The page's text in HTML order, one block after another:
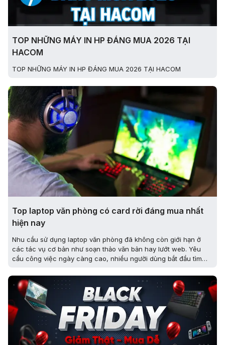
TOP NHỮNG MÁY IN HP ĐÁNG MUA 2026 TẠI
HACOM
TOP NHỮNG MÁY IN HP ĐÁNG MUA 2026 TẠI HACOM
Top laptop văn phòng có card rời đáng mua nhất
hiện nay
Nhu cầu sử dụng laptop văn phòng đã không còn giới hạn ở
các tác vụ cơ bản như soạn thảo văn bản hay lướt web. Yêu
cầu công việc ngày càng cao, nhiều người dùng bắt đầu tìm
mà các công việc, vừa trải nghiệm giải trí tốt.